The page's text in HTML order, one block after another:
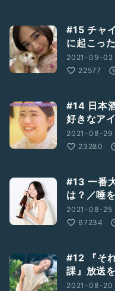
#15 チャ
に起こっ
2021-09-02
22577
#14 日本
好きなア
2021-08-29
23280
#13 一番
は？／唾
2021-08-25
67234
#12 『そ
課』放送
2021-08-20